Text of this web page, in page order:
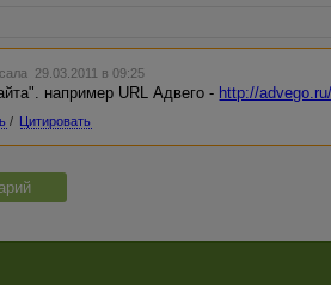
29.03.2011 в 09:25
например URL Адвего - http://
/ Цитировать